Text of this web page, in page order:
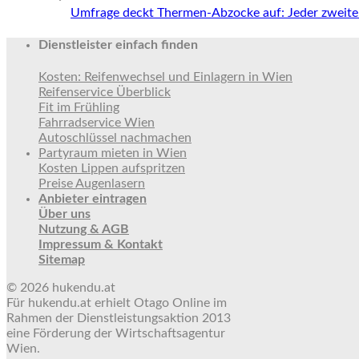
Umfrage deckt Thermen-Abzocke auf: Jeder
Dienstleister einfach finden
Kosten: Reifenwechsel und Einlagern in Wien
Reifenservice Überblick
Fit im Frühling
Fahrradservice Wien
Autoschlüssel nachmachen
Partyraum mieten in Wien
Kosten Lippen aufspritzen
Preise Augenlasern
Anbieter eintragen
Über uns
Nutzung & AGB
Impressum & Kontakt
Sitemap
© 2026 hukendu.at
Für hukendu.at erhielt Otago Online im
Rahmen der Dienstleistungsaktion 2013
eine Förderung der Wirtschaftsagentur
Wien.